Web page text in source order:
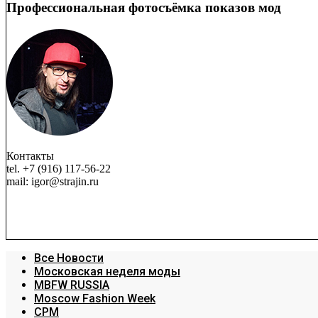
Профессиональная фотосъёмка показов мод
Контакты
tel. +7 (916) 117-56-22
mail: igor@strajin.ru
Все Новости
Московская неделя моды
MBFW RUSSIA
Moscow Fashion Week
CPM